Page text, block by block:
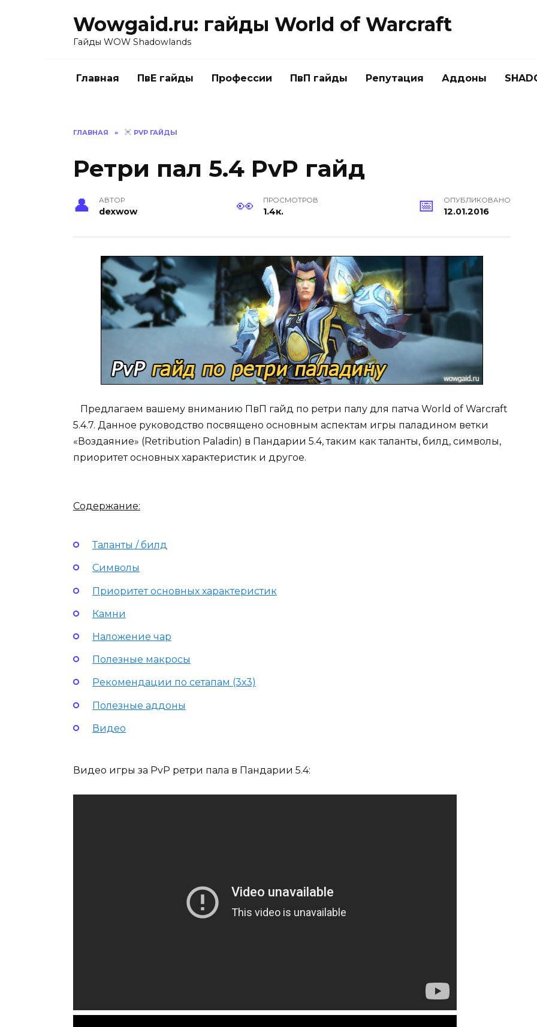
Wowgaid.ru: гайды World of Warcraft
Гайды WOW Shadowlands
Главная ПвЕ гайды Профессии ПвП гайды Репутация Аддоны
ГЛАВНАЯ » PVP ГАЙДЫ
Ретри пал 5.4 PvP гайд
АВТОР
dexwow
ПРОСМОТРОВ
1.4к.
ОПУБЛИКОВАНО
12.01.2016
Предлагаем вашему вниманию ПвП гайд по ретри палу для патча World of Warcraft
5.4.7. Данное руководство посвящено основным аспектам игры паладином ветки
«Воздаяние» (Retribution Paladin) в Пандарии 5.4, таким как таланты, билд, символы,
приоритет основных характеристик и другое.
Содержание:
Таланты / билд
Символы
Приоритет основных характеристик
Камни
Наложение чар
Полезные макросы
Рекомендации по сетапам (3х3)
Полезные аддоны
Видео
Видео игры за PvP ретри пала в Пандарии 5.4: